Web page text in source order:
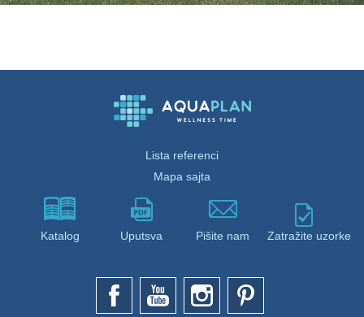
Lista referenci
Mapa sajta
Katalog Uputsva Pišite nam Zatražite uzorke